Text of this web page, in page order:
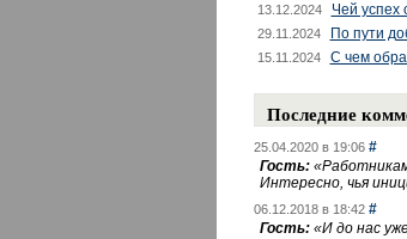
13.12.2024 Чей успех
29.11.2024 По пути
15.11.2024 С чем
Последние
25.04.2020 в 19:06 #
Гость: «
Интересно, чья
06.12.2018 в 18:42 #
Гость: «И до нас